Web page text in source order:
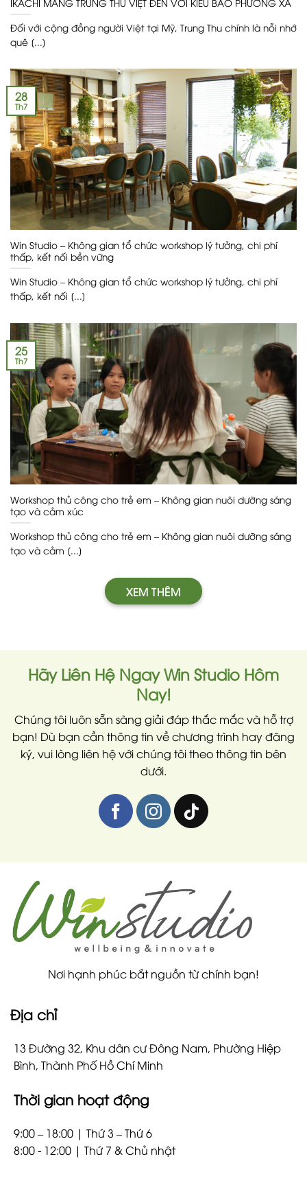
Đối với cộng đồng người Việt tại Mỹ, Trung Thu chính là nỗi nhớ
quê [...]
Win Studio – Không gian tổ chức workshop lý tưởng, chi phí
thấp, kết nối bền vững
Win Studio – Không gian tổ chức workshop lý tưởng, chi phí
thấp, kết nối [...]
28
Th7
Workshop thủ công cho trẻ em – Không gian nuôi dưỡng sáng
tạo và cảm xúc
Workshop thủ công cho trẻ em – Không gian nuôi dưỡng sáng
tạo và cảm [...]
25
Th7
XEM THÊM
Hãy Liên Hệ Ngay Win Studio Hôm
Nay!
Chúng tôi luôn sẵn sàng giải đáp thắc mắc và hỗ trợ
bạn! Dù bạn cần thông tin về chương trình hay đăng
ký, vui lòng liên hệ với chúng tôi theo thông tin bên
dưới.
Nơi hạnh phúc bắt nguồn từ chính bạn!
Địa chỉ
13 Đường 32, Khu dân cư Đông Nam, Phường Hiệp
Bình, Thành Phố Hồ Chí Minh
Thời gian hoạt động
9:00 – 18:00 | Thứ 3 – Thứ 6
8:00 - 12:00 | Thứ 7 & Chủ nhật